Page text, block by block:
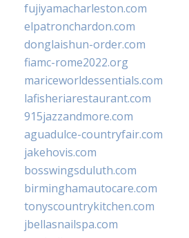
fujiyamacharleston.com
elpatronchardon.com
donglaishun-order.com
fiamc-rome2022.org
mariceworldessentials.com
lafisheriarestaurant.com
915jazzandmore.com
aguadulce-countryfair.com
jakehovis.com
bosswingsduluth.com
birminghamautocare.com
tonyscountrykitchen.com
jbellasnailspa.com